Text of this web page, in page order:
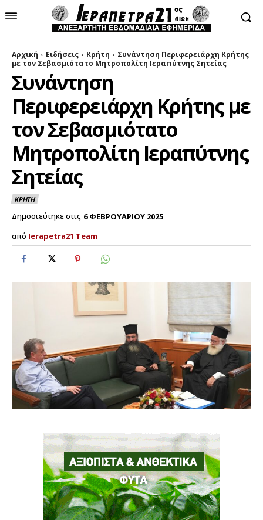
Αρχική Ειδήσεις Κρήτη
Συνάντηση Περιφερειάρχη Κρήτης
με τον Σεβασμιότατο Μητροπολίτη Ιεραπύτνης Σητείας
Συνάντηση
Περιφερειάρχη Κρήτης με
τον Σεβασμιότατο
Μητροπολίτη Ιεραπύτνης
Σητείας
ΚΡΗΤΗ
Δημοσιεύτηκε στις 6 ΦΕΒΡΟΥΑΡΙΟΥ 2025
από Ierapetra21 Team